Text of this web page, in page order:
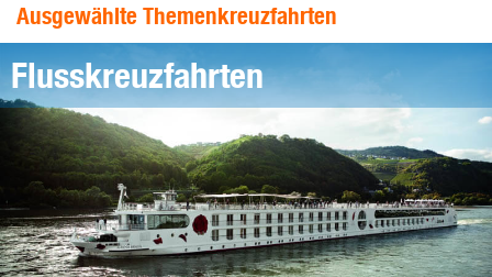
Ausgewählte Themenkreuzfahrten
Flusskreuzfahrten